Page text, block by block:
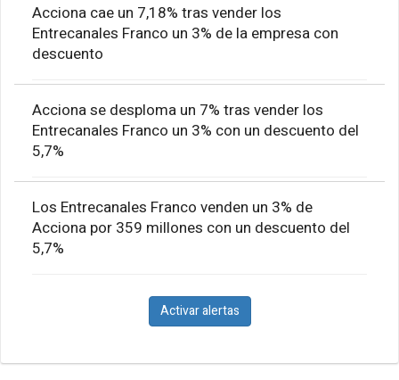
Acciona cae un 7,18% tras vender los
Entrecanales Franco un 3% de la empresa con
descuento
Acciona se desploma un 7% tras vender los
Entrecanales Franco un 3% con un descuento del
5,7%
Los Entrecanales Franco venden un 3% de
Acciona por 359 millones con un descuento del
5,7%
Activar alertas